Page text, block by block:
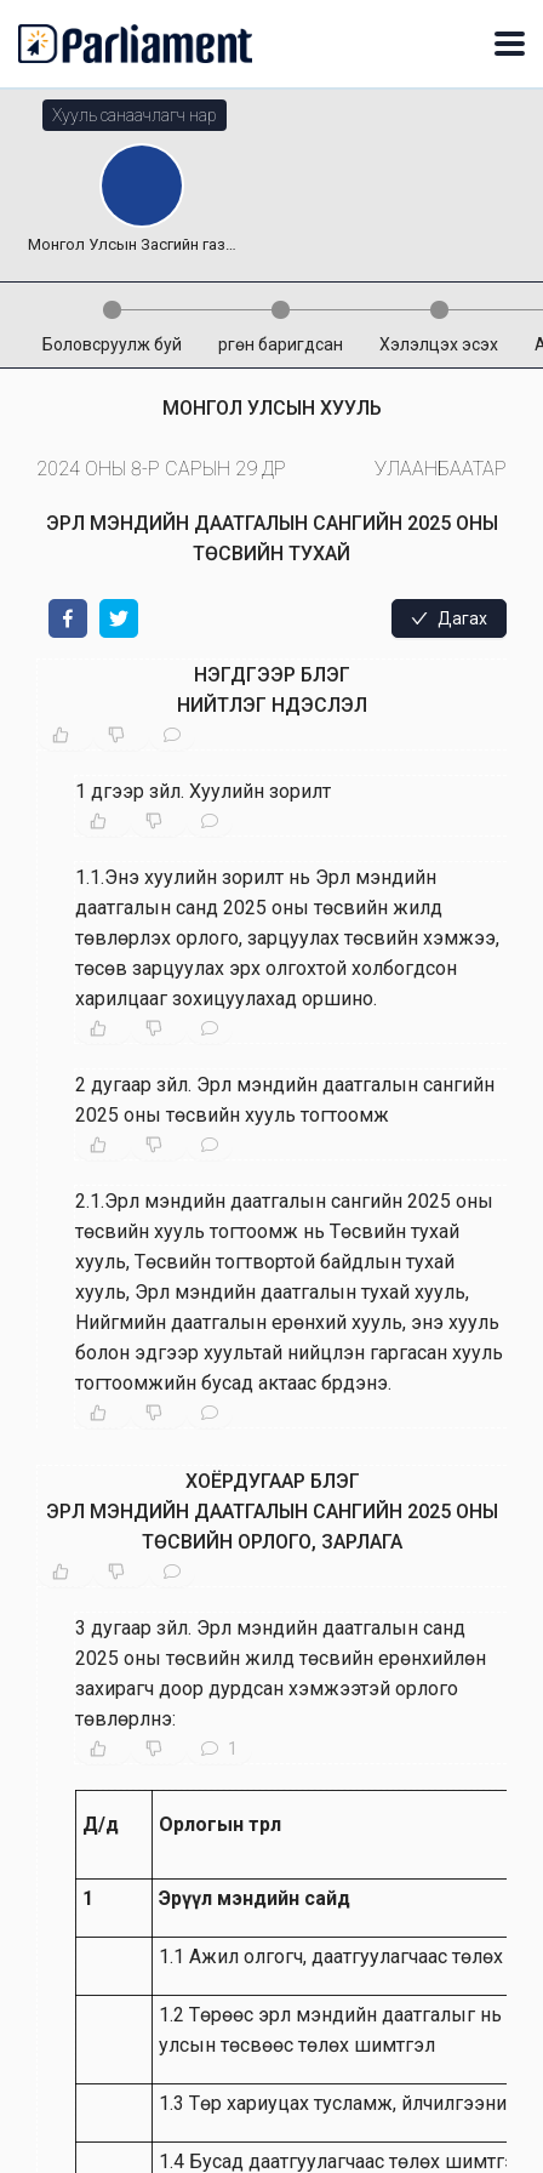
Хууль санаачлагч нар
Монгол Улсын Засгийн газар
Боловсруулж буй Өргөн баригдсан Хэлэлцэх эсэх
МОНГОЛ УЛСЫН ХУУЛЬ
2024 ОНЫ 8-Р САРЫН 29 ӨДӨР УЛААНБААТАР
ЭРҮҮЛ МЭНДИЙН ДААТГАЛЫН САНГИЙН 2025 ОНЫ
ТӨСВИЙН ТУХАЙ
Дагах
НЭГДҮГЭЭР БҮЛЭГ
НИЙТЛЭГ ҮНДЭСЛЭЛ
1 дүгээр зүйл. Хуулийн зорилт
1.1.Энэ хуулийн зорилт нь Эрүүл мэндийн
даатгалын санд 2025 оны төсвийн жилд
төвлөрүүлэх орлого, зарцуулах төсвийн хэмжээ,
төсөв зарцуулах эрх олгохтой холбогдсон
харилцааг зохицуулахад оршино.
2 дугаар зүйл. Эрүүл мэндийн даатгалын сангийн
2025 оны төсвийн хууль тогтоомж
2.1.Эрүүл мэндийн даатгалын сангийн 2025 оны
төсвийн хууль тогтоомж нь Төсвийн тухай
хууль, Төсвийн тогтвортой байдлын тухай
хууль, Эрүүл мэндийн даатгалын тухай хууль,
Нийгмийн даатгалын ерөнхий хууль, энэ хууль
болон эдгээр хуультай нийцүүлэн гаргасан хууль
тогтоомжийн бусад актаас бүрдэнэ.
ХОЁРДУГААР БҮЛЭГ
ЭРҮҮЛ МЭНДИЙН ДААТГАЛЫН САНГИЙН 2025 ОНЫ
ТӨСВИЙН ОРЛОГО, ЗАРЛАГА
3 дугаар зүйл. Эрүүл мэндийн даатгалын санд
2025 оны төсвийн жилд төсвийн ерөнхийлөн
захирагч доор дурдсан хэмжээтэй орлого
төвлөрүүлнэ:
1
Д/д Орлогын төрөл
1 Эрүүл мэндийн сайд
1.1 Ажил олгогч, даатгуулагчаас төлөх
1.2 Төрөөс эрүүл мэндийн даатгалыг нь
улсын төсвөөс төлөх шимтгэл
1.3 Төр хариуцах тусламж, үйлчилгээний
1.4 Бусад даатгуулагчаас төлөх шимтгэл